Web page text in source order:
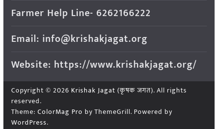
Farmer Help Line- 6262166222
Email: info@krishakjagat.org
Website: https://www.krishakjagat.org/
Copyright © 2026 Krishak Jagat (कृषक जगत). All rights
reserved.
Theme: ColorMag Pro by ThemeGrill. Powered by
WordPress.